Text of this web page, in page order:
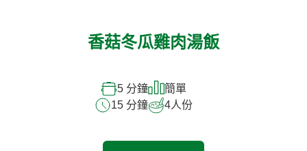
香菇冬瓜雞肉湯飯
5 分鐘
簡單
15 分鐘
4人份